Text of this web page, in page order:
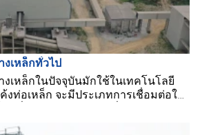
งเหล็กทั่วไป
งเหล็กในปัจจุบันมักใช้ในเทคโนโลยี
งท่อเหล็ก จะมีประเภทการเชื่อมต่อใด